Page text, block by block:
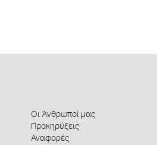
Οι Άνθρωποί μας
Προκηρύξεις
Αναφορές